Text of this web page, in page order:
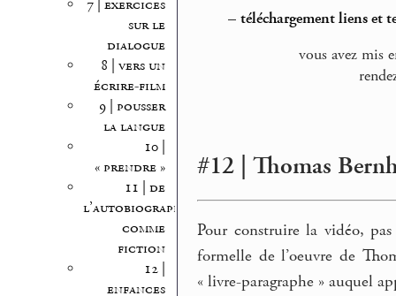
7 | exercices
sur le
dialogue
8 | vers un
écrire-film
9 | pousser
la langue
10 |
« prendre »
11 | de
l’autobiographie
comme
fiction
12 |
enfances
– téléchargement liens et
vous avez mis
#12 | Thomas
Pour construire la vidéo,
formelle de l’oeuvre de
« livre-paragraphe » auquel